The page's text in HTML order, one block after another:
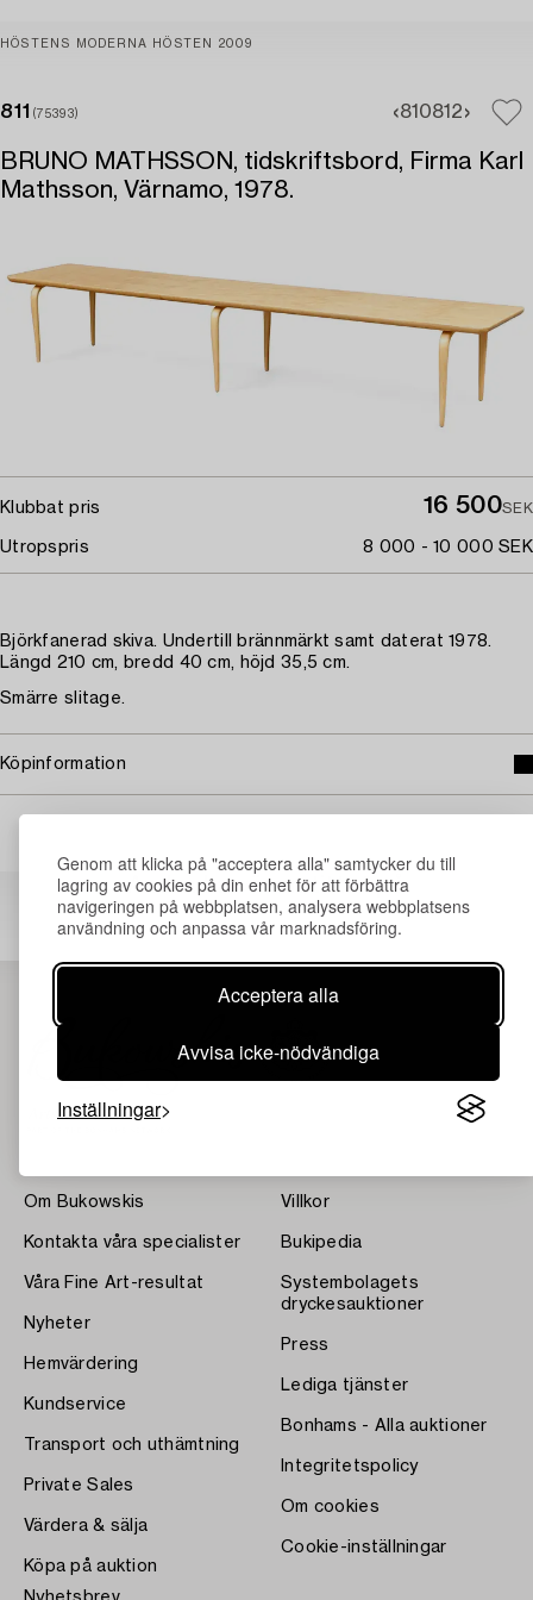
Genom att klicka på "acceptera alla" samtycker du till
lagring av cookies på din enhet för att förbättra
navigeringen på webbplatsen, analysera webbplatsens
användning och anpassa vår marknadsföring.
Acceptera alla
Avvisa icke-nödvändiga
Inställningar
HÖSTENS MODERNA HÖSTEN 2009
811 (75393) 810812
BRUNO MATHSSON, tidskriftsbord, Firma Karl
Mathsson, Värnamo, 1978.
Klubbat pris 16 500SEK
Utropspris 8 000 - 10 000 SEK
Björkfanerad skiva. Undertill brännmärkt samt daterat 1978.
Längd 210 cm, bredd 40 cm, höjd 35,5 cm.
Smärre slitage.
Köpinformation
Andra har även tittat på
Om Bukowskis
Kontakta våra specialister
Våra Fine Art-resultat
Nyheter
Hemvärdering
Kundservice
Transport och uthämtning
Private Sales
Värdera & sälja
Köpa på auktion
Villkor
Bukipedia
Systembolagets
dryckesauktioner
Press
Lediga tjänster
Bonhams - Alla auktioner
Integritetspolicy
Om cookies
Cookie-inställningar